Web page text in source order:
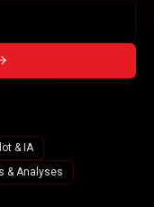
& IA
& Analyses